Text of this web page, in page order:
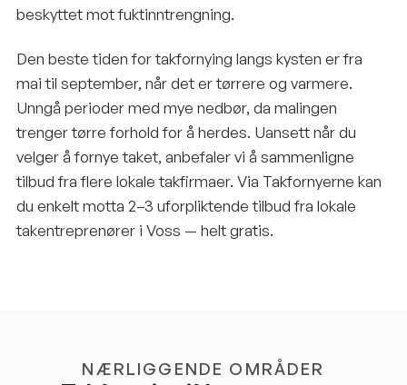
beskyttet mot fuktinntrengning.
Den beste tiden for takfornying langs kysten er fra
mai til september, når det er tørrere og varmere.
Unngå perioder med mye nedbør, da malingen
trenger tørre forhold for å herdes. Uansett når du
velger å fornye taket, anbefaler vi å sammenligne
tilbud fra flere lokale takfirmaer. Via Takfornyerne kan
du enkelt motta 2–3 uforpliktende tilbud fra lokale
takentreprenører i Voss — helt gratis.
NÆRLIGGENDE OMRÅDER